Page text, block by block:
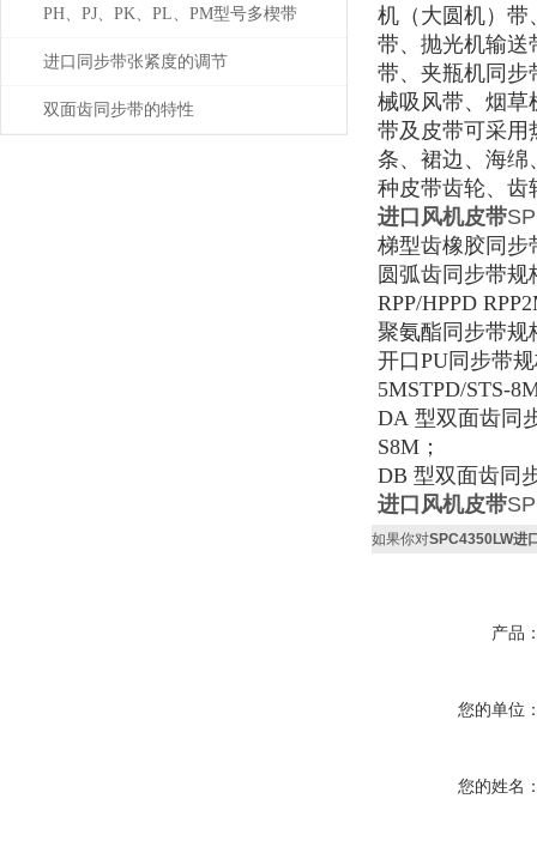
PH、PJ、PK、PL、PM型号多楔带
进口同步带张紧度的调节
双面齿同步带的特性
机（大圆机）带
带、抛光机输送
带、夹瓶机同步
械吸风带、烟草
带及皮带可采用
条、裙边、海绵
种皮带齿轮、齿
进口风机皮带
梯型齿橡胶同步
圆弧齿同步带规
RPP/HPPD
聚氨酯同步带规
开口PU 同步带
5MSTPD/STS-
DA 型双面齿同
S8M ；
DB 型双面齿同
进口风机皮带
如果你对SPC4350LW进
产品
您的单位
您的姓名